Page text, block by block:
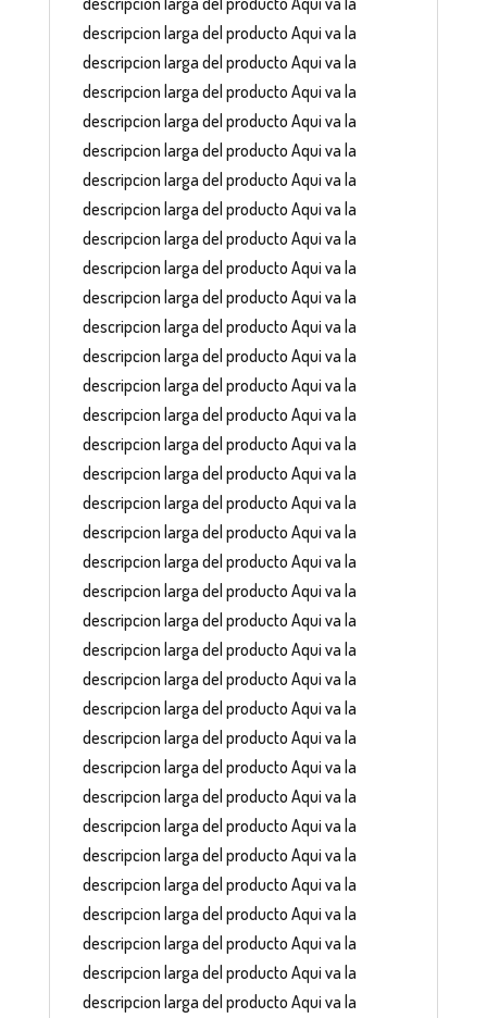
descripcion larga del producto Aqui va la
descripcion larga del producto Aqui va la
descripcion larga del producto Aqui va la
descripcion larga del producto Aqui va la
descripcion larga del producto Aqui va la
descripcion larga del producto Aqui va la
descripcion larga del producto Aqui va la
descripcion larga del producto Aqui va la
descripcion larga del producto Aqui va la
descripcion larga del producto Aqui va la
descripcion larga del producto Aqui va la
descripcion larga del producto Aqui va la
descripcion larga del producto Aqui va la
descripcion larga del producto Aqui va la
descripcion larga del producto Aqui va la
descripcion larga del producto Aqui va la
descripcion larga del producto Aqui va la
descripcion larga del producto Aqui va la
descripcion larga del producto Aqui va la
descripcion larga del producto Aqui va la
descripcion larga del producto Aqui va la
descripcion larga del producto Aqui va la
descripcion larga del producto Aqui va la
descripcion larga del producto Aqui va la
descripcion larga del producto Aqui va la
descripcion larga del producto Aqui va la
descripcion larga del producto Aqui va la
descripcion larga del producto Aqui va la
descripcion larga del producto Aqui va la
descripcion larga del producto Aqui va la
descripcion larga del producto Aqui va la
descripcion larga del producto Aqui va la
descripcion larga del producto Aqui va la
descripcion larga del producto Aqui va la